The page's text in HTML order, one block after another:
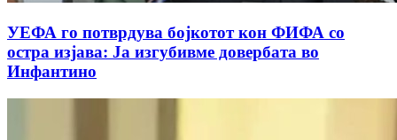
УЕФА го потврдува бојкотот кон ФИФА со
остра изјава: Ја изгубивме довербата во
Инфантино